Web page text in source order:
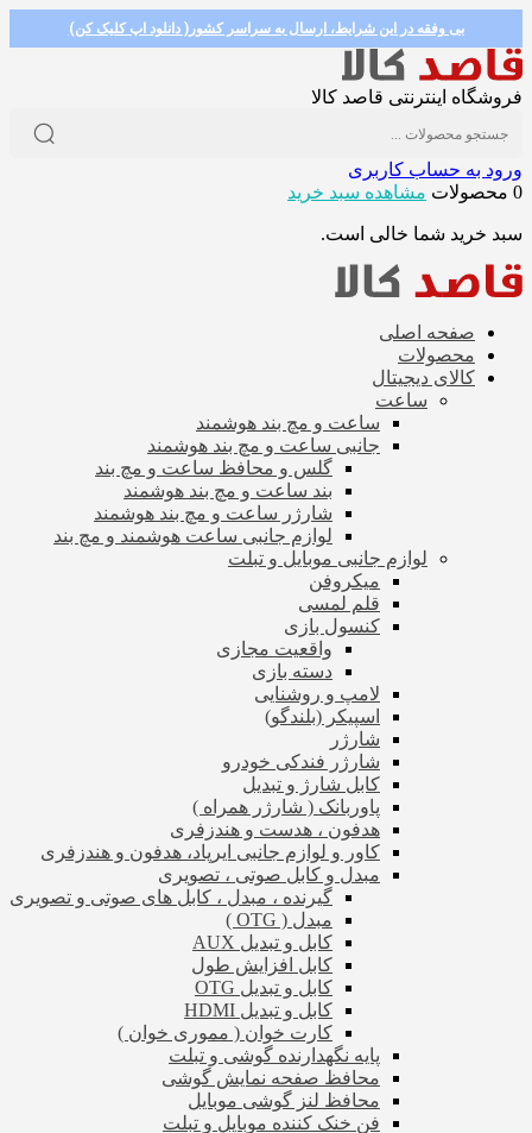
بی وفقه در این شرایط، ارسال به سراسر کشور( دانلود اپ کلیک کن)
فروشگاه اینترنتی قاصد کالا
ورود به حساب کاربری
0 محصولات
مشاهده سبد خرید
سبد خرید شما خالی است.
صفحه اصلی
محصولات
کالای دیجیتال
ساعت
ساعت و مچ بند هوشمند
جانبی ساعت و مچ بند هوشمند
گلس و محافظ ساعت و مچ بند
بند ساعت و مچ بند هوشمند
شارژر ساعت و مچ بند هوشمند
لوازم جانبی ساعت هوشمند و مچ بند
لوازم جانبی موبایل و تبلت
میکروفن
قلم لمسی
کنسول بازی
واقعیت مجازی
دسته بازی
لامپ و روشنایی
اسپیکر (بلندگو)
شارژر
شارژر فندکی خودرو
کابل شارژ و تبدیل
پاوربانک ( شارژر همراه )
هدفون ، هدست و هندزفری
کاور و لوازم جانبی ایرپاد، هدفون و هندزفری
مبدل و کابل صوتی ، تصویری
گیرنده ، مبدل ، کابل های صوتی و تصویری
مبدل ( OTG )
کابل و تبدیل AUX
کابل افزایش طول
کابل و تبدیل OTG
کابل و تبدیل HDMI
کارت خوان ( مموری خوان )
پایه نگهدارنده گوشی و تبلت
محافظ صفحه نمایش گوشی
محافظ لنز گوشی موبایل
فن خنک کننده موبایل و تبلت